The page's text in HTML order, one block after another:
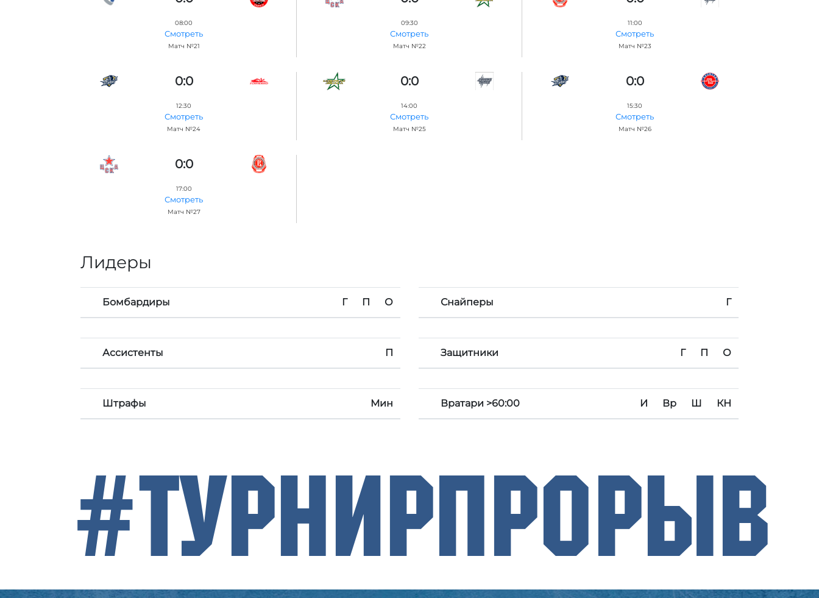
08:00
Смотреть
Матч №21
09:30
Смотреть
Матч №22
11:00
Смотреть
Матч №23
0:0
12:30
Смотреть
Матч №24
0:0
14:00
Смотреть
Матч №25
0:0
15:30
Смотреть
Матч №26
0:0
17:00
Смотреть
Матч №27
Лидеры
Бомбардиры Г П О Снайперы Г
Ассистенты П Защитники Г П О
Штрафы Мин Вратари >60:00 И Вр Ш КН
#ТурнирПрорыв